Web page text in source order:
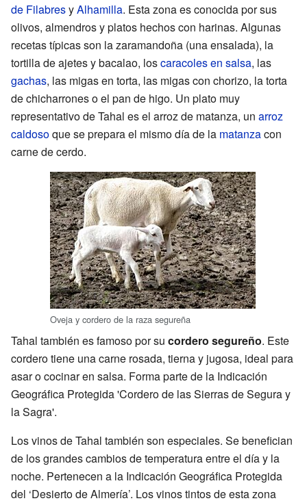
de FilabresyAlhamilla. Esta zona es conocida por sus
olivos, almendros y platos hechos con harinas. Algunas
recetas típicas son la zaramandoña (una ensalada), la
tortilla de ajetes y bacalao, loscaracoles en salsa, las
gachas, las migas en torta, las migas con chorizo, la torta
de chicharrones o el pan de higo. Un plato muy
representativo de Tahal es el arroz de matanza, un arroz
caldosoque se prepara el mismo día de la matanzacon
carne de cerdo.
Oveja y cordero de la raza segureña
Tahal también es famoso por su cordero segureño. Este
cordero tiene una carne rosada, tierna y jugosa, ideal para
asar o cocinar en salsa. Forma parte de la Indicación
Geográfica Protegida 'Cordero de las Sierras de Segura y
la Sagra'.
Los vinos de Tahal también son especiales. Se benefician
de los grandes cambios de temperatura entre el día y la
noche. Pertenecen a la Indicación Geográfica Protegida
del ‘Desierto de Almería’. Los vinos tintos de esta zona